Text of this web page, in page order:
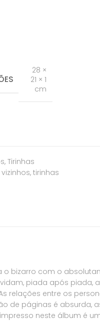
28 ×
21 × 1
cm
, Tirinhas
, tirinhas
o bizarro com o
piada após piada,
relações entre os
de páginas é absurda,
neste álbum é